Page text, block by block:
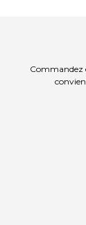
Commandez